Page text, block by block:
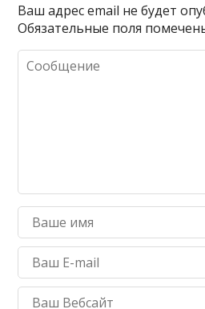
Ваш адрес email не будет
Обязательные поля